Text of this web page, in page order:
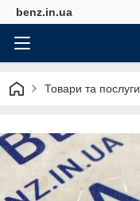
benz.in.ua
Товари та послуги